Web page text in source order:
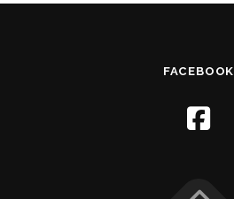
FACEBOOK